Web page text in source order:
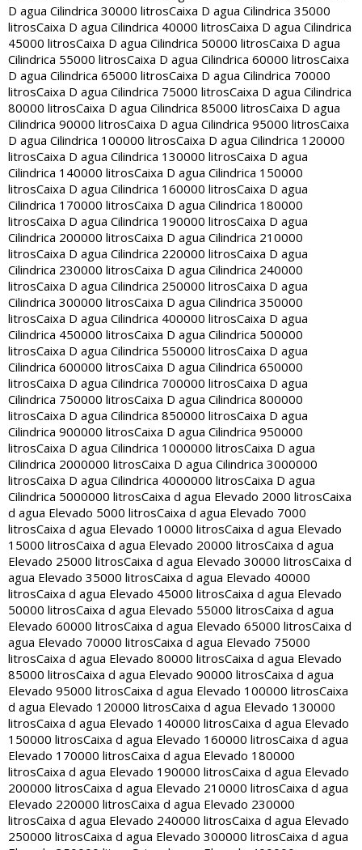
D agua Cilindrica 30000 litrosCaixa D agua Cilindrica 35000
litrosCaixa D agua Cilindrica 40000 litrosCaixa D agua Cilindrica
45000 litrosCaixa D agua Cilindrica 50000 litrosCaixa D agua
Cilindrica 55000 litrosCaixa D agua Cilindrica 60000 litrosCaixa
D agua Cilindrica 65000 litrosCaixa D agua Cilindrica 70000
litrosCaixa D agua Cilindrica 75000 litrosCaixa D agua Cilindrica
80000 litrosCaixa D agua Cilindrica 85000 litrosCaixa D agua
Cilindrica 90000 litrosCaixa D agua Cilindrica 95000 litrosCaixa
D agua Cilindrica 100000 litrosCaixa D agua Cilindrica 120000
litrosCaixa D agua Cilindrica 130000 litrosCaixa D agua
Cilindrica 140000 litrosCaixa D agua Cilindrica 150000
litrosCaixa D agua Cilindrica 160000 litrosCaixa D agua
Cilindrica 170000 litrosCaixa D agua Cilindrica 180000
litrosCaixa D agua Cilindrica 190000 litrosCaixa D agua
Cilindrica 200000 litrosCaixa D agua Cilindrica 210000
litrosCaixa D agua Cilindrica 220000 litrosCaixa D agua
Cilindrica 230000 litrosCaixa D agua Cilindrica 240000
litrosCaixa D agua Cilindrica 250000 litrosCaixa D agua
Cilindrica 300000 litrosCaixa D agua Cilindrica 350000
litrosCaixa D agua Cilindrica 400000 litrosCaixa D agua
Cilindrica 450000 litrosCaixa D agua Cilindrica 500000
litrosCaixa D agua Cilindrica 550000 litrosCaixa D agua
Cilindrica 600000 litrosCaixa D agua Cilindrica 650000
litrosCaixa D agua Cilindrica 700000 litrosCaixa D agua
Cilindrica 750000 litrosCaixa D agua Cilindrica 800000
litrosCaixa D agua Cilindrica 850000 litrosCaixa D agua
Cilindrica 900000 litrosCaixa D agua Cilindrica 950000
litrosCaixa D agua Cilindrica 1000000 litrosCaixa D agua
Cilindrica 2000000 litrosCaixa D agua Cilindrica 3000000
litrosCaixa D agua Cilindrica 4000000 litrosCaixa D agua
Cilindrica 5000000 litrosCaixa d agua Elevado 2000 litrosCaixa
d agua Elevado 5000 litrosCaixa d agua Elevado 7000
litrosCaixa d agua Elevado 10000 litrosCaixa d agua Elevado
15000 litrosCaixa d agua Elevado 20000 litrosCaixa d agua
Elevado 25000 litrosCaixa d agua Elevado 30000 litrosCaixa d
agua Elevado 35000 litrosCaixa d agua Elevado 40000
litrosCaixa d agua Elevado 45000 litrosCaixa d agua Elevado
50000 litrosCaixa d agua Elevado 55000 litrosCaixa d agua
Elevado 60000 litrosCaixa d agua Elevado 65000 litrosCaixa d
agua Elevado 70000 litrosCaixa d agua Elevado 75000
litrosCaixa d agua Elevado 80000 litrosCaixa d agua Elevado
85000 litrosCaixa d agua Elevado 90000 litrosCaixa d agua
Elevado 95000 litrosCaixa d agua Elevado 100000 litrosCaixa
d agua Elevado 120000 litrosCaixa d agua Elevado 130000
litrosCaixa d agua Elevado 140000 litrosCaixa d agua Elevado
150000 litrosCaixa d agua Elevado 160000 litrosCaixa d agua
Elevado 170000 litrosCaixa d agua Elevado 180000
litrosCaixa d agua Elevado 190000 litrosCaixa d agua Elevado
200000 litrosCaixa d agua Elevado 210000 litrosCaixa d agua
Elevado 220000 litrosCaixa d agua Elevado 230000
litrosCaixa d agua Elevado 240000 litrosCaixa d agua Elevado
250000 litrosCaixa d agua Elevado 300000 litrosCaixa d agua